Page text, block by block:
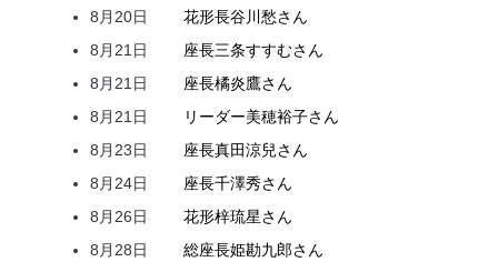
8月20日
花形長谷川愁さん
8月21日
座長三条すすむさん
8月21日
座長橘炎鷹さん
8月21日
リーダー美穂裕子さん
8月23日
座長真田涼兒さん
8月24日
座長千澤秀さん
8月26日
花形梓琉星さん
8月28日
総座長姫勘九郎さん